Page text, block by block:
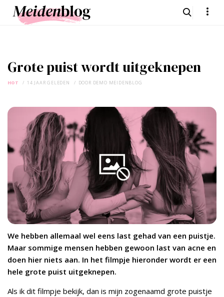
Grote puist wordt uitgeknepen
HOT 14 JAAR GELEDEN DOOR DEMO MEIDENBLOG
We hebben allemaal wel eens last gehad van een puistje.
Maar sommige mensen hebben gewoon last van acne en
doen hier niets aan. In het filmpje hieronder wordt er een
hele grote puist uitgeknepen.
Als ik dit filmpje bekijk, dan is mijn zogenaamd grote puistje